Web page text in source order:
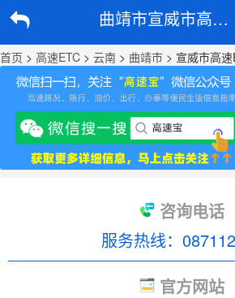
曲靖市宣威市高速ETC
首页 > 高速ETC > 云南 > 曲靖市 > 宣威市高
咨询电话
服务热线：
官方网站